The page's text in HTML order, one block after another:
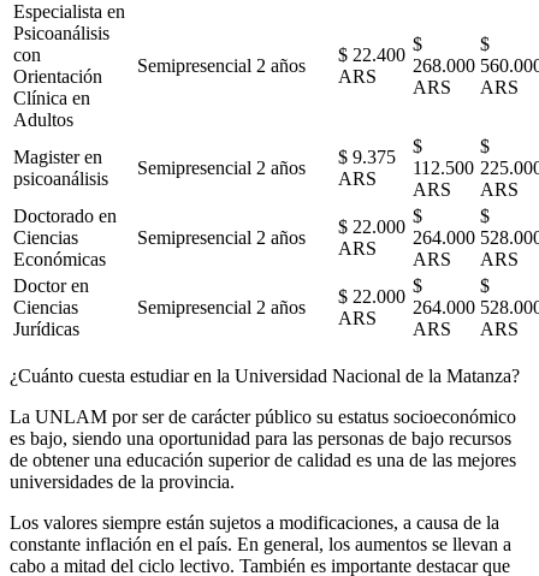
Especialista en
Psicoanálisis
con
Orientación
Clínica en
Adultos
Semipresencial 2 años
$ 22.400
ARS
$
268.000
ARS
$
ARS
Magister en
psicoanálisis
Semipresencial 2 años
$ 9.375
ARS
$
112.500
ARS
$
ARS
Doctorado en
Ciencias
Económicas
Semipresencial 2 años
$ 22.000
ARS
$
264.000
ARS
$
ARS
Doctor en
Ciencias
Jurídicas
Semipresencial 2 años
$ 22.000
ARS
$
264.000
ARS
$
ARS
¿Cuánto cuesta estudiar en la Universidad Nacional de la Matanza?
La UNLAM por ser de carácter público su estatus socioeconómico
es bajo, siendo una oportunidad para las personas de bajo recursos
de obtener una educación superior de calidad es una de las mejores
universidades de la provincia.
Los valores siempre están sujetos a modificaciones, a causa de la
constante inflación en el país. En general, los aumentos se llevan a
cabo a mitad del ciclo lectivo. También es importante destacar que